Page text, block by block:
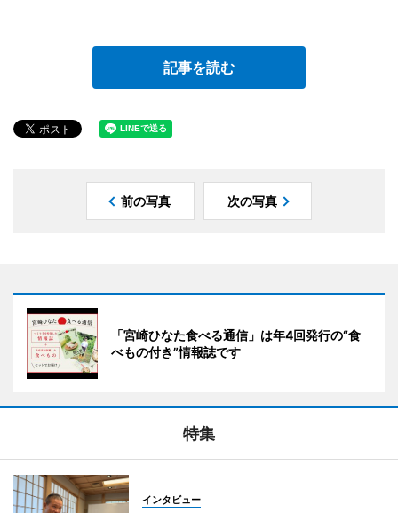
記事を読む
前の写真 次の写真
「宮崎ひなた食べる通信」は年4回発行の“食
べもの付き”情報誌です
特集
インタビュー